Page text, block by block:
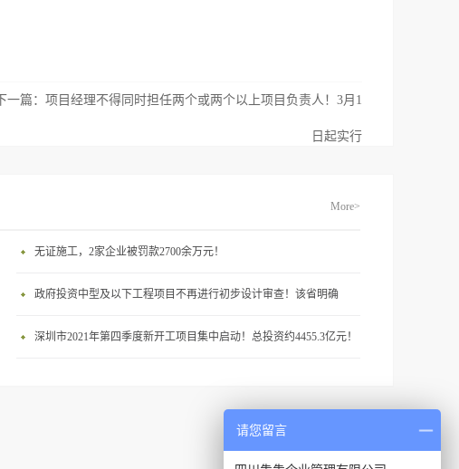
下一篇： 项目经理不得同时担任两个或两个以上项目负责人！3月1
日起实行
More>
无证施工，2家企业被罚款2700余万元！
政府投资中型及以下工程项目不再进行初步设计审查！该省明确
深圳市2021年第四季度新开工项目集中启动！总投资约4455.3亿元！
请您留言